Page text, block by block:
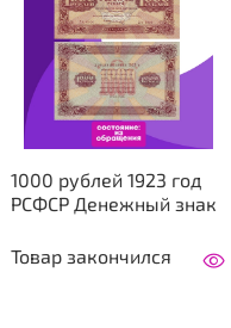
1000 рублей 1923 год
РСФСР Денежный знак
Товар закончился